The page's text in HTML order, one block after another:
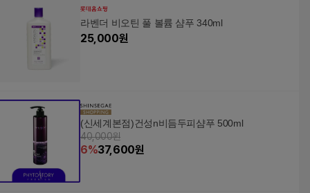
라벤더 비오틴 풀 볼륨 샴푸 340ml
25,000원
(신세계본점)건성n비듬두피샴푸 500ml
40,000원
6%37,600원